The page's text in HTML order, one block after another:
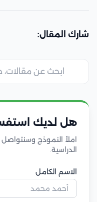
شارك المقال:
هل لديك
املأ النموذج
الدراسية.
الاسم الكامل